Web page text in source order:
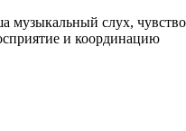
музыкальный слух, чувство
и координацию